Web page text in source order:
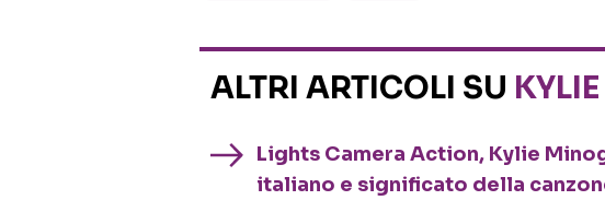
ALTRI ARTICOLI SU
Lights Camera Action, Kylie
italiano e significato della